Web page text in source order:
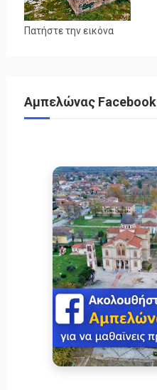
Πατήστε την εικόνα
Αμπελώνας Facebook